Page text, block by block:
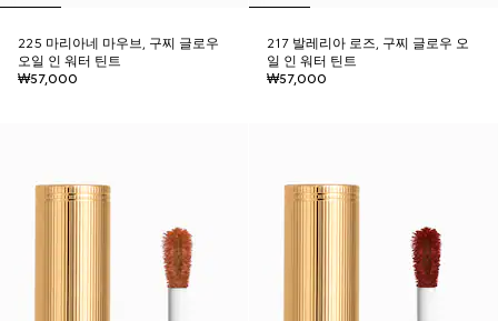
225 마리아네 마우브, 구찌 글로우
오일 인 워터 틴트
₩57,000
217 발레리아 로즈, 구찌 글로우 오
일 인 워터 틴트
₩57,000